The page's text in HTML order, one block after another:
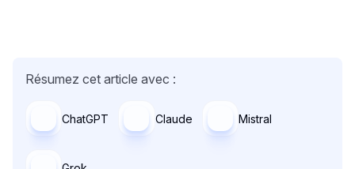
Résumez cet article avec :
ChatGPT Claude Mistral